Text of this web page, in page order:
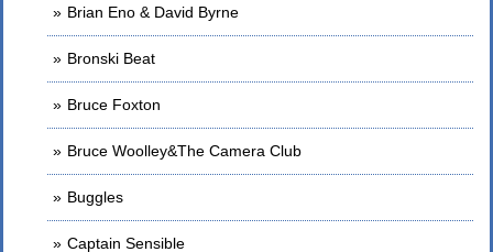
Brian Eno & David Byrne
Bronski Beat
Bruce Foxton
Bruce Woolley&The Camera Club
Buggles
Captain Sensible